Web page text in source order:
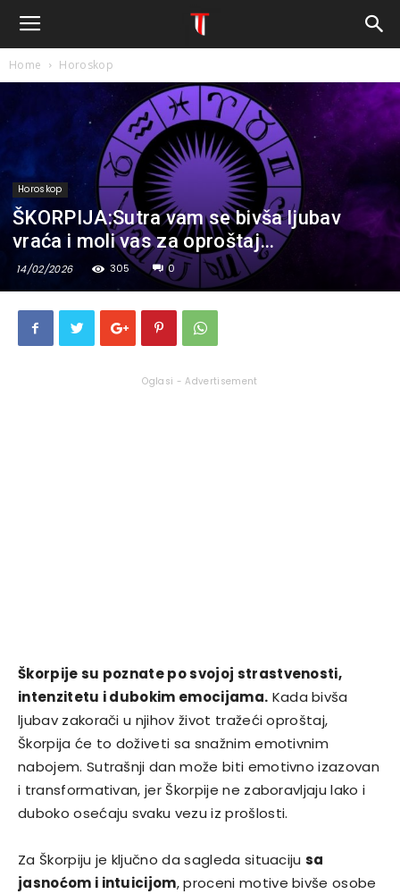
Home Horoskop
Horoskop
ŠKORPIJA:Sutra vam se bivša ljubav
vraća i moli vas za oproštaj…
14/02/2026 305 0
Oglasi - Advertisement
Škorpije su poznate po svojoj strastvenosti,
intenzitetu i dubokim emocijama. Kada bivša
ljubav zakorači u njihov život tražeći oproštaj,
Škorpija će to doživeti sa snažnim emotivnim
nabojem. Sutrašnji dan može biti emotivno izazovan
i transformativan, jer Škorpije ne zaboravljaju lako i
duboko osećaju svaku vezu iz prošlosti.
Za Škorpiju je ključno da sagleda situacijusa
jasnoćom i intuicijom, proceni motive bivše osobe